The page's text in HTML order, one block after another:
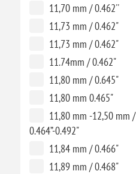
11,70 mm / 0.462''
11,73 mm / 0.462"
11,73 mm / 0.462"
11.74mm / 0.462"
11,80 mm / 0.645"
11,80 mm 0.465"
11,80 mm -12,50 mm /
0.464”-0.492"
11,84 mm / 0.466"
11,89 mm / 0.468"